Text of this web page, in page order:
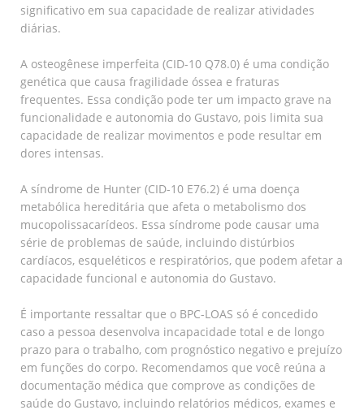
significativo em sua capacidade de realizar atividades
diárias.
A osteogênese imperfeita (CID-10 Q78.0) é uma condição
genética que causa fragilidade óssea e fraturas
frequentes. Essa condição pode ter um impacto grave na
funcionalidade e autonomia do Gustavo, pois limita sua
capacidade de realizar movimentos e pode resultar em
dores intensas.
A síndrome de Hunter (CID-10 E76.2) é uma doença
metabólica hereditária que afeta o metabolismo dos
mucopolissacarídeos. Essa síndrome pode causar uma
série de problemas de saúde, incluindo distúrbios
cardíacos, esqueléticos e respiratórios, que podem afetar a
capacidade funcional e autonomia do Gustavo.
É importante ressaltar que o BPC-LOAS só é concedido
caso a pessoa desenvolva incapacidade total e de longo
prazo para o trabalho, com prognóstico negativo e prejuízo
em funções do corpo. Recomendamos que você reúna a
documentação médica que comprove as condições de
saúde do Gustavo, incluindo relatórios médicos, exames e